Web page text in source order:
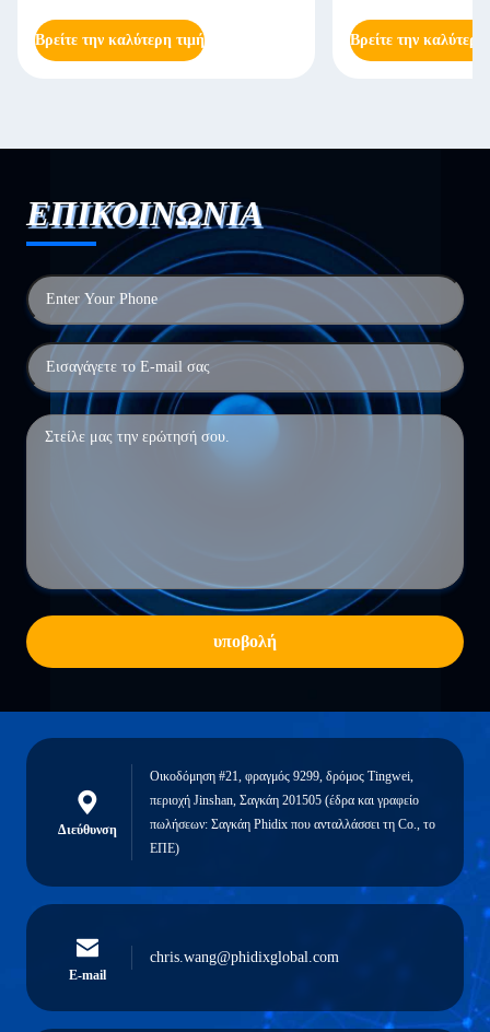
Βρείτε την καλύτερη τιμή Βρείτε την καλύτερη
ΕΠΙΚΟΙΝΩΝΙΑ
υποβολή
Διεύθυνση
Οικοδόμηση #21, φραγμός 9299, δρόμος Tingwei,
περιοχή Jinshan, Σαγκάη 201505 (έδρα και γραφείο
πωλήσεων: Σαγκάη Phidix που ανταλλάσσει τη Co., το
ΕΠΕ)
E-mail
chris.wang@phidixglobal.com